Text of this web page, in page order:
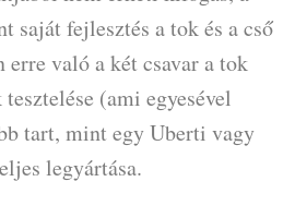
saját fejlesztés a tok és a cső
erre való a két csavar a tok
(ami egyesével
tart, mint egy Uberti vagy
legyártása.